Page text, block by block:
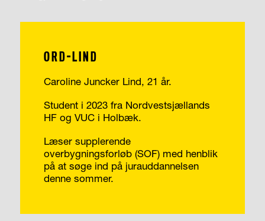
ORD-LIND
Caroline Juncker Lind, 21 år.
Student i 2023 fra Nordvestsjællands
HF og VUC i Holbæk.
Læser supplerende
overbygningsforløb (SOF) med henblik
på at søge ind på jurauddannelsen
denne sommer.